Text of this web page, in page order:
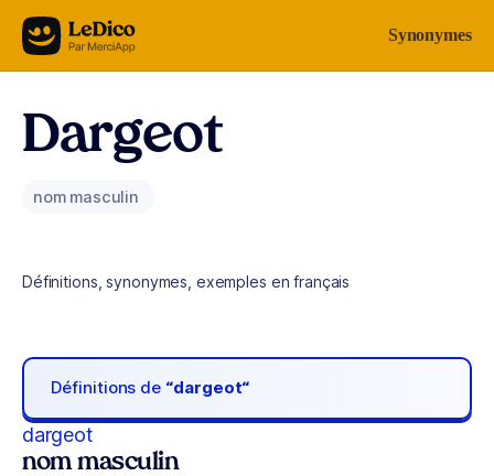
Aller au contenu Synonymes
Dargeot
nom masculin
Définitions, synonymes, exemples en français
Définitions de “dargeot“
dargeot
nom masculin